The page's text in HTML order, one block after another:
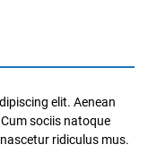
elit. Aenean
sociis natoque
ridiculus mus.